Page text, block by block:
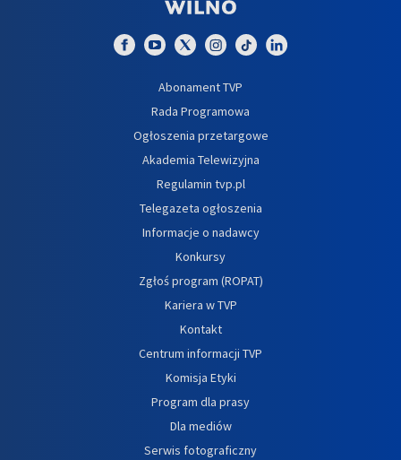
Abonament TVP
Rada Programowa
Ogłoszenia przetargowe
Akademia Telewizyjna
Regulamin tvp.pl
Telegazeta ogłoszenia
Informacje o nadawcy
Konkursy
Zgłoś program (ROPAT)
Kariera w TVP
Kontakt
Centrum informacji TVP
Komisja Etyki
Program dla prasy
Dla mediów
Serwis fotograficzny